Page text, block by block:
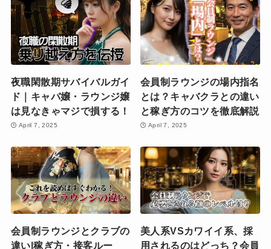
夜職閑散期サバイバルガイ
ド｜キャバ嬢・ラウンジ嬢
は見なきゃマジで損する！
April 7, 2025
会員制ラウンジの場内指名
とは？キャバクラとの違い
と稼ぎ方のコツを徹底解説
April 7, 2025
会員制ラウンジとクラブの
違い|稼ぎ方・接客ルー
美人系VSカワイイ系、採
用されるのはどっち？会員